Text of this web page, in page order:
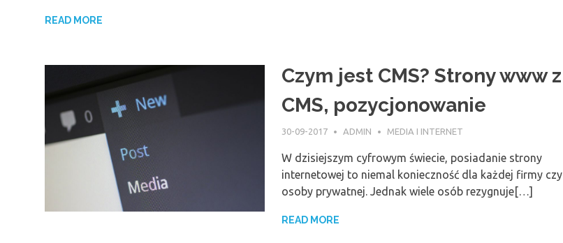
READ MORE
Czym jest CMS? Strony www z
CMS, pozycjonowanie
30-09-2017 ADMIN MEDIA I INTERNET
W dzisiejszym cyfrowym świecie, posiadanie strony
internetowej to niemal konieczność dla każdej firmy czy
osoby prywatnej. Jednak wiele osób rezygnuje[…]
READ MORE